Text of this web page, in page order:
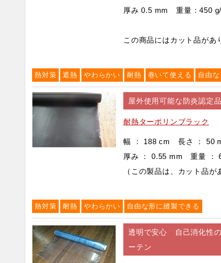
厚み 0.5 mm 重量：450
この商品にはカット品があ
熱対策 遮熱 やわらかい 耐熱 巻いて使える 自由
屋外使用可能な防炎認定
耐熱ターポリンブラック
幅 ： 188 cm 長さ ： 50
厚み ： 0.55 mm 重量 ：
（この製品は、カット品が
熱対策 耐熱 やわらかい 自由な形に縫製できる
透明で安心 自己消化性
ーテン